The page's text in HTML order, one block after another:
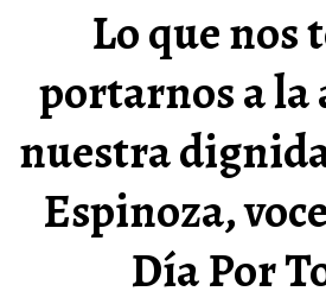
Lo que nos
portarnos a la
nuestra
Espinoza,
Día Por